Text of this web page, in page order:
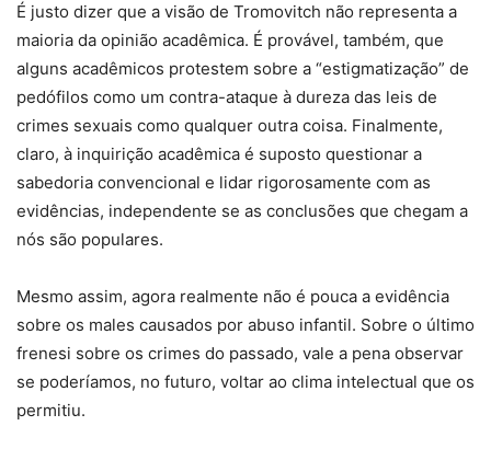
É justo dizer que a visão de Tromovitch não representa a
maioria da opinião acadêmica. É provável, também, que
alguns acadêmicos protestem sobre a “estigmatização” de
pedófilos como um contra-ataque à dureza das leis de
crimes sexuais como qualquer outra coisa. Finalmente,
claro, à inquirição acadêmica é suposto questionar a
sabedoria convencional e lidar rigorosamente com as
evidências, independente se as conclusões que chegam a
nós são populares.
Mesmo assim, agora realmente não é pouca a evidência
sobre os males causados por abuso infantil. Sobre o último
frenesi sobre os crimes do passado, vale a pena observar
se poderíamos, no futuro, voltar ao clima intelectual que os
permitiu.